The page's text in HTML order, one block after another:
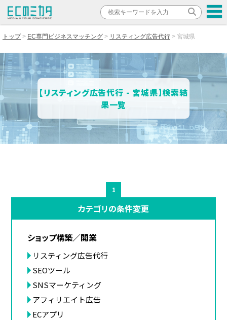
トップ EC専門ビジネスマッチング リスティング広告代行 宮城県
【リスティング広告代行 - 宮城県】検索結
果一覧
1
カテゴリの条件変更
ショップ構築／開業
リスティング広告代行
SEOツール
SNSマーケティング
アフィリエイト広告
ECアプリ